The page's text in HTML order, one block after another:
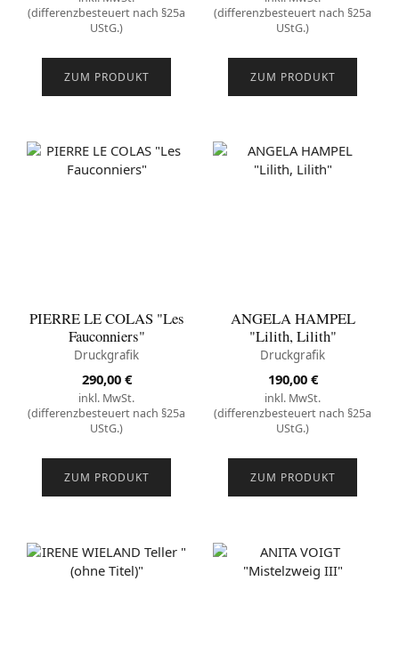
(differenzbesteuert nach §25a
UStG.)
ZUM PRODUKT
(differenzbesteuert nach §25a
UStG.)
ZUM PRODUKT
PIERRE LE COLAS "Les
Fauconniers"
Druckgrafik
290,00 €
inkl. MwSt.
(differenzbesteuert nach §25a
UStG.)
ZUM PRODUKT
ANGELA HAMPEL
"Lilith, Lilith"
Druckgrafik
190,00 €
inkl. MwSt.
(differenzbesteuert nach §25a
UStG.)
ZUM PRODUKT